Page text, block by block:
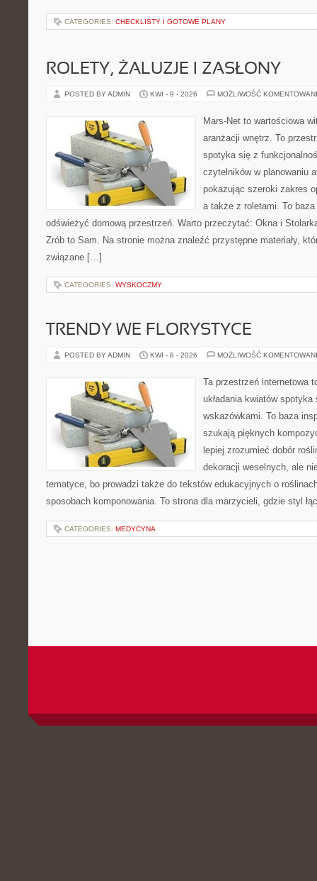
CATEGORIES: CHECKLISTY I GOTOWE PLANY
ROLETY, ŻALUZJE I ZASŁONY
POSTED BY ADMIN KWI - 9 - 2026 MOŻLIWOŚĆ
Mars-Net to wartościowa
aranżacji wnętrz. To
spotyka się z
czytelników w planowaniu
pokazując szeroki zakres
a także z roletami. To
odświeżyć domową przestrzeń. Warto przeczytać: Okna i
Zrób to Sam. Na stronie można znaleźć przystępne materiały,
związane […]
CATEGORIES: WYSKOCZMY
TRENDY WE FLORYSTYCE
POSTED BY ADMIN KWI - 8 - 2026 MOŻLIWOŚĆ
Ta przestrzeń internetowa
układania kwiatów
wskazówkami. To baza
szukają pięknych
lepiej zrozumieć dobór
dekoracji weselnych, ale
tematyce, bo prowadzi także do tekstów edukacyjnych o
sposobach komponowania. To strona dla marzycieli, gdzie styl
CATEGORIES: MEDYCYNA